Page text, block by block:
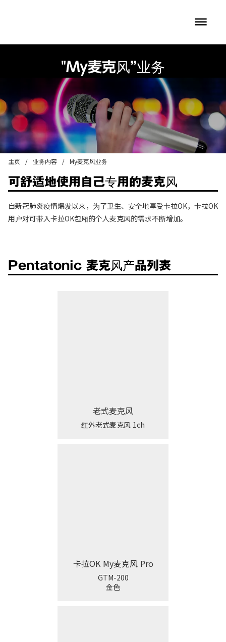
"My麦克风”业务
dehaze
主页 / 业务内容 / My麦克风业务
可舒适地使用自己专用的麦克风
自新冠肺炎疫情爆发以来，为了卫生、安全地享受卡拉OK，卡拉OK
用户对可带入卡拉OK包厢的个人麦克风的需求不断增加。
Pentatonic 麦克风产品列表
老式麦克风
红外老式麦克风 1ch
卡拉OK My麦克风 Pro
GTM-200
金色